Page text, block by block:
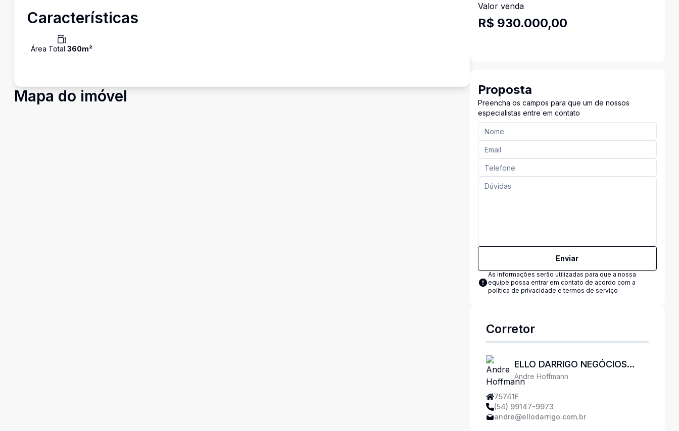
Características
Área Total 360m²
Mapa do imóvel
Valor venda
R$ 930.000,00
Proposta
Preencha os campos para que um de nossos
especialistas entre em contato
Enviar
As informações serão utilizadas para que a nossa
equipe possa entrar em contato de acordo com a
política de privacidade e termos de serviço
Corretor
ELLO DARRIGO NEGÓCIOS
IMOBILIÁRIOS
Andre Hoffmann
75741F
(54) 99147-9973
andre@ellodarrigo.com.br